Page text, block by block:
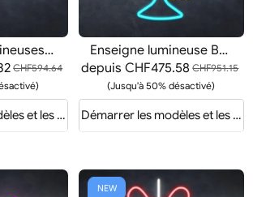
Enseignes lumineuses de tasses à café
CHF594.64
et les devis
Enseigne lumineuse BAR À Cocktails
depuis CHF475.58 CHF951.15
(Jusqu'à 50% désactivé)
Démarrer les modèles et les devis
NEW